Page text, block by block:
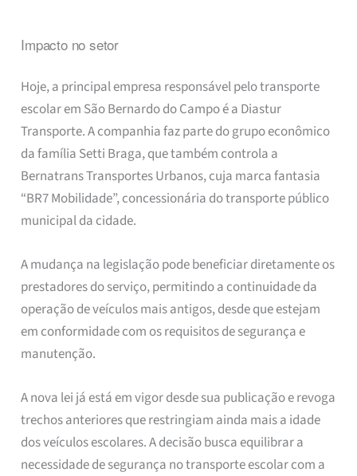
Impacto no setor
Hoje, a principal empresa responsável pelo transporte
escolar em São Bernardo do Campo é a Diastur
Transporte. A companhia faz parte do grupo econômico
da família Setti Braga, que também controla a
Bernatrans Transportes Urbanos, cuja marca fantasia
“BR7 Mobilidade”, concessionária do transporte público
municipal da cidade.
A mudança na legislação pode beneficiar diretamente os
prestadores do serviço, permitindo a continuidade da
operação de veículos mais antigos, desde que estejam
em conformidade com os requisitos de segurança e
manutenção.
A nova lei já está em vigor desde sua publicação e revoga
trechos anteriores que restringiam ainda mais a idade
dos veículos escolares. A decisão busca equilibrar a
necessidade de segurança no transporte escolar com a